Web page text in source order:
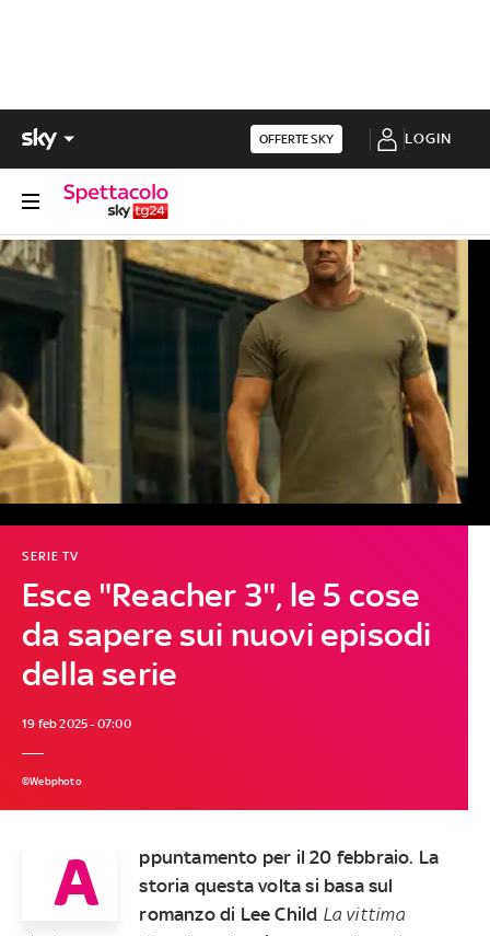
OFFERTE SKY LOGIN
Esce "Reacher 3", le 5 cose
da sapere sui nuovi episodi
della serie
SERIE TV
19 feb 2025 - 07:00
©Webphoto
A
ppuntamento per il 20 febbraio. La
storia questa volta si basa sul
romanzo di Lee Child La vittima